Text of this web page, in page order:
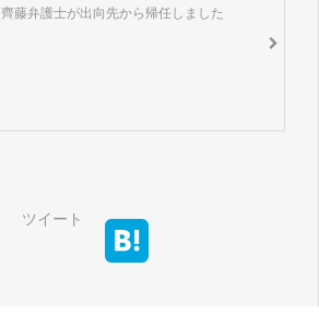
齊藤弁護士が出向先から帰任しました
ツイート